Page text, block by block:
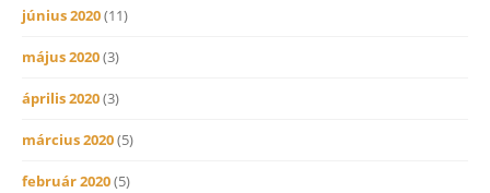
június 2020(11)
május 2020(3)
április 2020(3)
március 2020(5)
február 2020(5)